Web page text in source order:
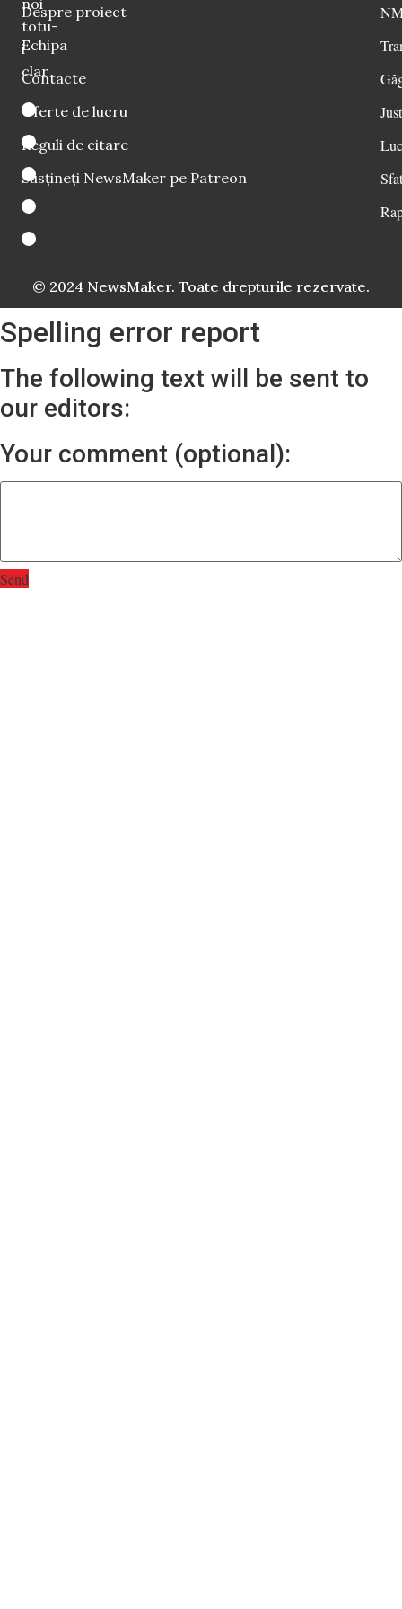
totu-
i
clar
Despre proiect
Echipa
Contacte
Oferte de lucru
Reguli de citare
Susțineți NewsMaker pe Patreon
© 2024 NewsMaker. Toate drepturile rezervate.
Spelling error report
The following text will be sent to
our editors:
Your comment (optional):
Send